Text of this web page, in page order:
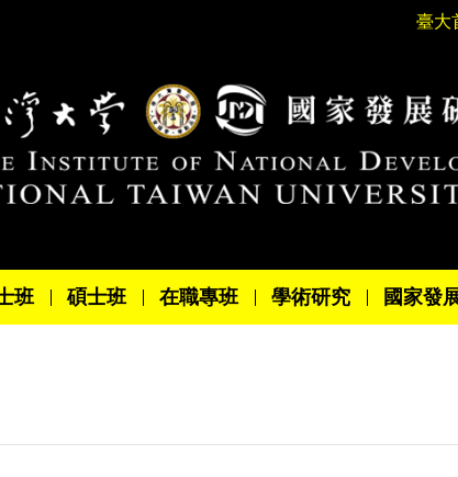
臺大
班 碩士班 在職專班 學術研究 國家發